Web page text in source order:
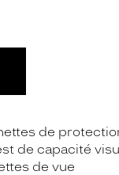
de
de capacité
de vue